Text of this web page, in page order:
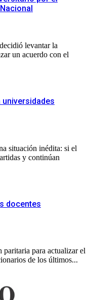
levantar la
un acuerdo con el
universidades
situación inédita: si el
y continúan
docentes
paritaria para actualizar el
de los últimos...